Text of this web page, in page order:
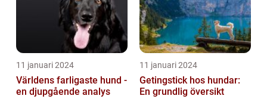
11 januari 2024
Världens farligaste hund -
en djupgående analys
11 januari 2024
Getingstick hos hundar:
En grundlig översikt